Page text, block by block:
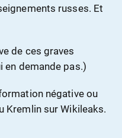
russes. Et
de ces graves
en demande pas.)
négative ou
Kremlin sur Wikileaks.